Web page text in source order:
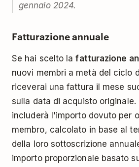
gennaio 2024.
Fatturazione annuale
Se hai scelto lafatturazione
nuovi membri a metà del ciclo
riceverai una fattura il mese
sulla data di acquisto
includerà l'importo dovuto per
membro, calcolato in base al
della loro sottoscrizione
importo proporzionale basato